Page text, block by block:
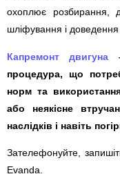
охоплює розбирання,
шліфування і доведення
Капремонт двигуна
процедура, що
норм та
або неякісне
наслідків і навіть
Зателефонуйте,
Evanda.